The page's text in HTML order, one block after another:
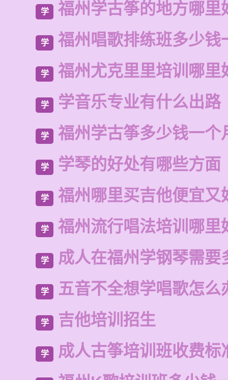
学 福州学古筝的地方哪里
学 福州唱歌排练班多少钱
学 福州尤克里里培训哪里
学 学音乐专业有什么出路
学 福州学古筝多少钱一个
学 学琴的好处有哪些方面
学 福州哪里买吉他便宜又
学 福州流行唱法培训哪里
学 成人在福州学钢琴需要
学 五音不全想学唱歌怎么
学 吉他培训招生
学 成人古筝培训班收费标